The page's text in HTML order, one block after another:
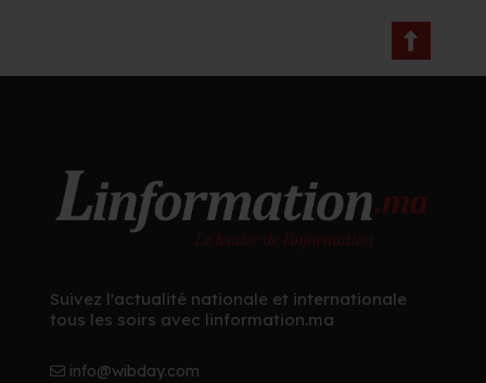
Suivez l'actualité nationale et internationale
tous les soirs avec linformation.ma
info@wibday.com